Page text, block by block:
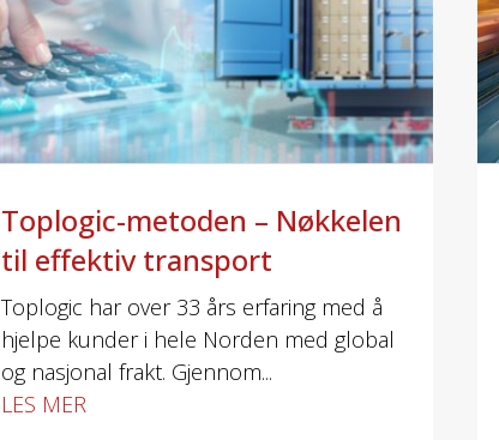
Toplogic-metoden – Nøkkelen
til effektiv transport
Toplogic har over 33 års erfaring med å
hjelpe kunder i hele Norden med global
og nasjonal frakt. Gjennom...
LES MER